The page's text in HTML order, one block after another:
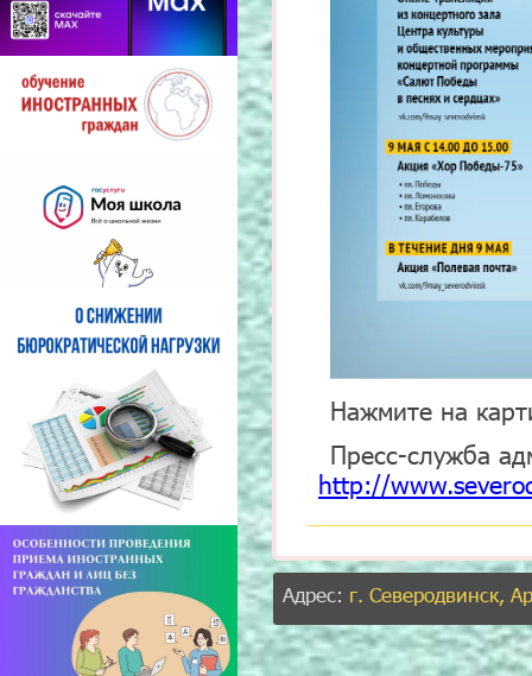
Нажмите на
Пресс-служба
http://
Адрес: г. Северодвинск,